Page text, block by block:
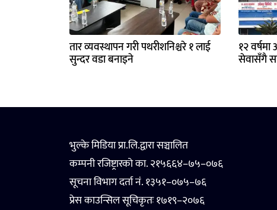
तार व्यवस्थापन गरी पथरीशनिश्चरे १ लाई
सुन्दर वडा बनाइने
१२
सेवासँगै
भुल्के मिडिया प्रा.लि.द्वारा सञ्चालित
कम्पनी रजिष्ट्रारको का. २१५६६४–७५–०७६
सूचना विभाग दर्ता नं. १३५१–०७५–७६
प्रेस काउन्सिल सूचिकृतः १७१९–२०७६